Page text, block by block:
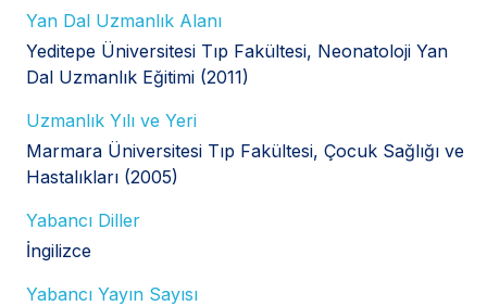
Yan Dal Uzmanlık Alanı
Yeditepe Üniversitesi Tıp Fakültesi, Neonatoloji Yan
Dal Uzmanlık Eğitimi (2011)
Uzmanlık Yılı ve Yeri
Marmara Üniversitesi Tıp Fakültesi, Çocuk Sağlığı ve
Hastalıkları (2005)
Yabancı Diller
İngilizce
Yabancı Yayın Sayısı